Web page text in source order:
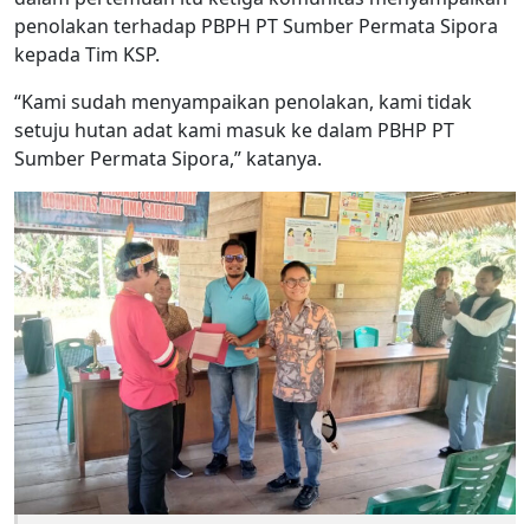
penolakan terhadap PBPH PT Sumber Permata Sipora
kepada Tim KSP.
“Kami sudah menyampaikan penolakan, kami tidak
setuju hutan adat kami masuk ke dalam PBHP PT
Sumber Permata Sipora,” katanya.